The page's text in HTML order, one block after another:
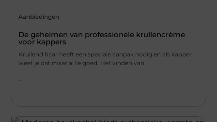
Aanbiedingen
De geheimen van professionele krullencrème
voor kappers
Krullend haar heeft een speciale aanpak nodig en als kapper
weet je dat maar al te goed. Het vinden van
...